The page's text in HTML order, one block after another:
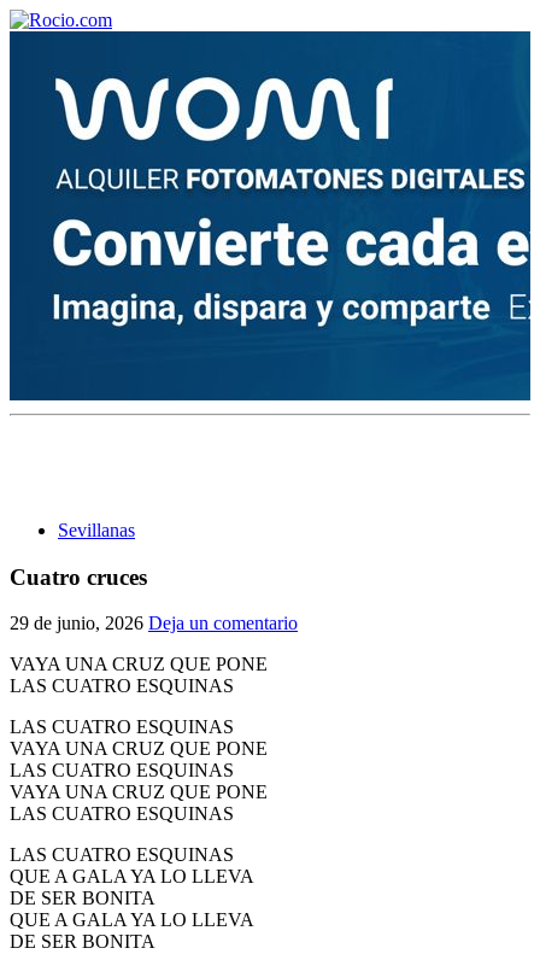
Sevillanas
Cuatro cruces
29 de junio, 2026 Deja un comentario
VAYA UNA CRUZ QUE PONE
LAS CUATRO ESQUINAS
LAS CUATRO ESQUINAS
VAYA UNA CRUZ QUE PONE
LAS CUATRO ESQUINAS
VAYA UNA CRUZ QUE PONE
LAS CUATRO ESQUINAS
LAS CUATRO ESQUINAS
QUE A GALA YA LO LLEVA
DE SER BONITA
QUE A GALA YA LO LLEVA
DE SER BONITA
¡Bienvenido! Soy el asistente virtual de rocio.com.
¿En qué puedo ayudarte?
¿Cuándo se construyó la primera ermita?
Rocío?
Quiero hacer el camino,¿que tengo que hacer?